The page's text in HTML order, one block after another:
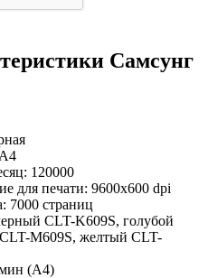
Самсунг
120000
для печати: 9600x600 dpi
7000 страниц
CLT-K609S, голубой
M609S, желтый CLT-
мин (А4)